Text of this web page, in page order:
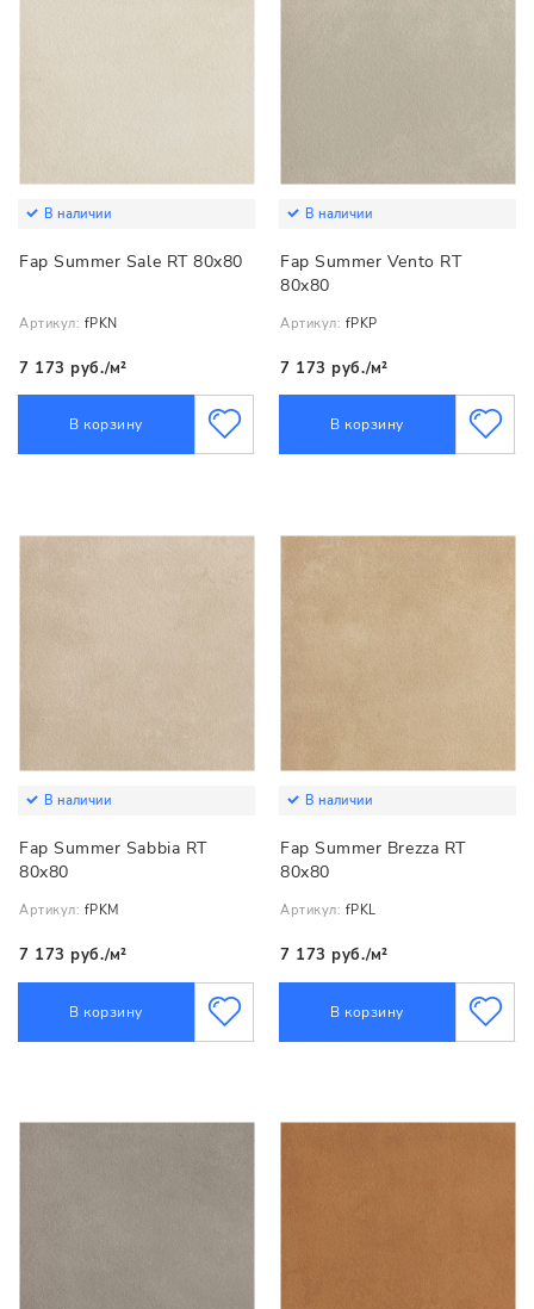
В наличии
Fap Summer Sale RT 80x80
Артикул: fPKN
7 173 руб./м²
В корзину
В наличии
Fap Summer Vento RT
80x80
Артикул: fPKP
7 173 руб./м²
В корзину
В наличии
Fap Summer Sabbia RT
80x80
Артикул: fPKM
7 173 руб./м²
В корзину
В наличии
Fap Summer Brezza RT
80x80
Артикул: fPKL
7 173 руб./м²
В корзину